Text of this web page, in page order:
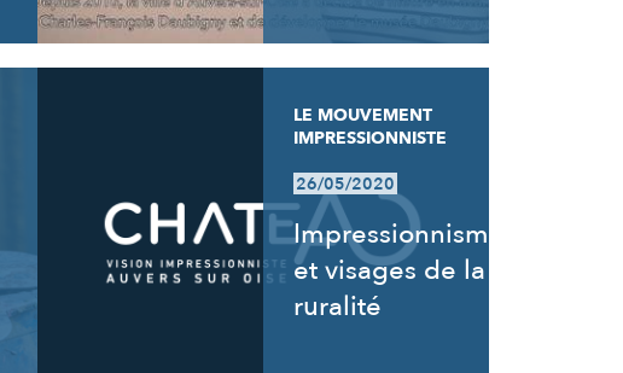
LE MOUVEMENT
IMPRESSIONNISTE
26/05/2020
Impressionnisme
et visages de la
ruralité